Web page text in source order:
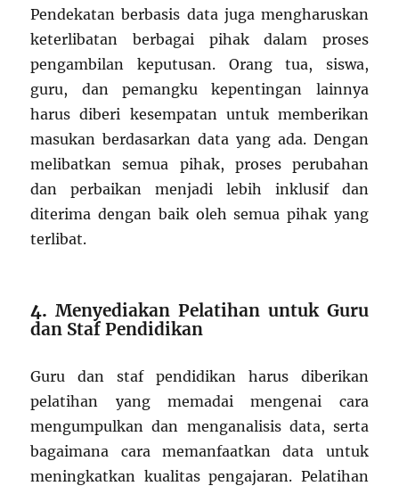
Pendekatan berbasis data juga mengharuskan
keterlibatan berbagai pihak dalam proses
pengambilan keputusan. Orang tua, siswa,
guru, dan pemangku kepentingan lainnya
harus diberi kesempatan untuk memberikan
masukan berdasarkan data yang ada. Dengan
melibatkan semua pihak, proses perubahan
dan perbaikan menjadi lebih inklusif dan
diterima dengan baik oleh semua pihak yang
terlibat.
4.Menyediakan Pelatihan untuk Guru
dan Staf Pendidikan
Guru dan staf pendidikan harus diberikan
pelatihan yang memadai mengenai cara
mengumpulkan dan menganalisis data, serta
bagaimana cara memanfaatkan data untuk
meningkatkan kualitas pengajaran. Pelatihan